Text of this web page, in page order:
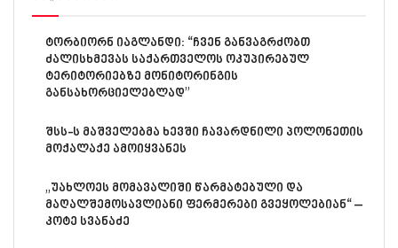
ტორბიორნ იაგლანდი: “ჩვენ განვაგრძობთ
ძალისხმევას საქართველოს ოკუპირებულ
ტერიტორიებზე მონიტორინგის
განსახორციელებლად”
შსს-ს მაშველებმა ხევში ჩავარდნილი პოლონეთის
მოქალაქე ამოიყვანეს
„უახლოეს მომავალიში წარმატებული და
მაღალშემოსავლიანი ფერმერები გვეყოლებიან“ –
კოტე სვანაძე